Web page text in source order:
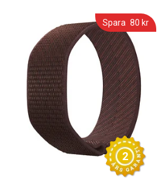
Spara 80 kr
2